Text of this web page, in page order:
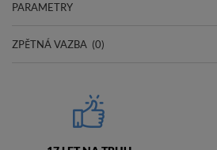
PARAMETRY
ZPĚTNÁ VAZBA (0)